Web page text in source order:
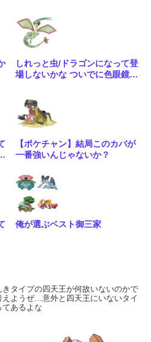
しれっと虫/ドラゴンになって登
場しないかな ついでに色眼鏡辺
【ポケチャン】結局このカバが
一番強いんじゃないか？
俺が選ぶベスト御三家
きタイプの四天王が何故いないのかで
えようぜ…意外と四天王にいないタイ
てあるよな